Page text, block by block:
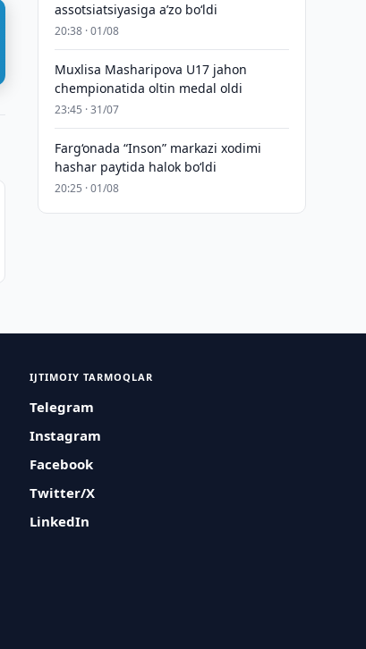
assotsiatsiyasiga aʼzo bo‘ldi
20:38 · 01/08
Muxlisa Masharipova U17 jahon
chempionatida oltin medal oldi
23:45 · 31/07
Farg‘onada “Inson” markazi xodimi
hashar paytida halok bo‘ldi
20:25 · 01/08
IJTIMOIY TARMOQLAR
Telegram
Instagram
Facebook
Twitter/X
LinkedIn